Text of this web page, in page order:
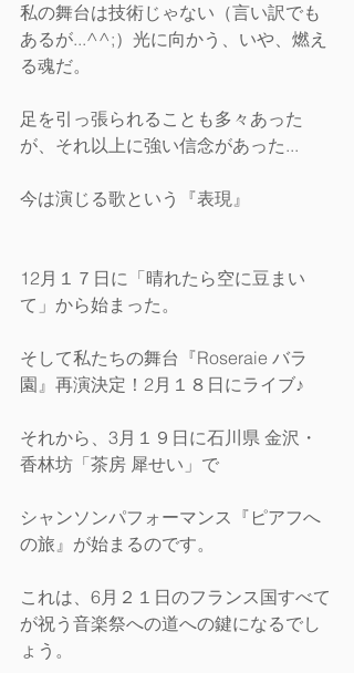
私の舞台は技術じゃない（言い訳でも
あるが...^^;）光に向かう、いや、燃え
る魂だ。
足を引っ張られることも多々あった
が、それ以上に強い信念があった...
今は演じる歌という『表現』
12月１７日に「晴れたら空に豆まい
て」から始まった。
そして私たちの舞台『Roseraie バラ
園』再演決定！2月１８日にライブ♪
それから、3月１９日に石川県 金沢・
香林坊「茶房 犀せい」で
シャンソンパフォーマンス『ピアフへ
の旅』が始まるのです。
これは、6月２１日のフランス国すべて
が祝う音楽祭への道への鍵になるでし
ょう。